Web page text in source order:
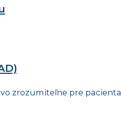
zrozumiteľne pre pacienta